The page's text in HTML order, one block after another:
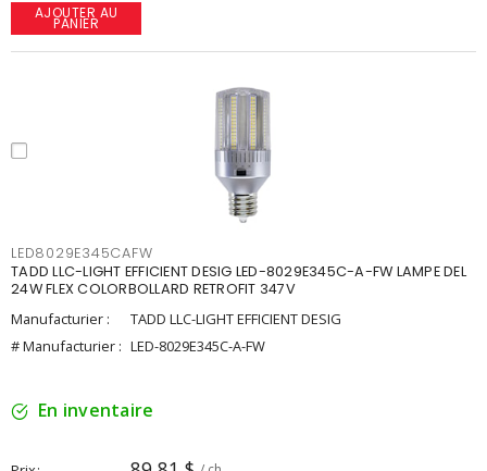
AJOUTER AU
PANIER
LED8029E345CAFW
TADD LLC-LIGHT EFFICIENT DESIG LED-8029E345C-A-FW LAMPE DEL
24W FLEX COLORBOLLARD RETROFIT 347V
Manufacturier :
TADD LLC-LIGHT EFFICIENT DESIG
# Manufacturier : LED-8029E345C-A-FW
En inventaire